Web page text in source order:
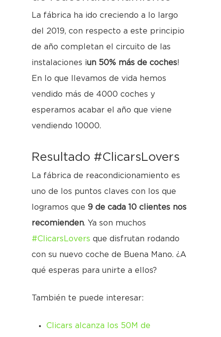
La fábrica ha ido creciendo a lo largo
del 2019, con respecto a este principio
de año completan el circuito de las
instalaciones ¡un 50% más de coches!
En lo que llevamos de vida hemos
vendido más de 4000 coches y
esperamos acabar el año que viene
vendiendo 10000.
Resultado #ClicarsLovers
La fábrica de reacondicionamiento es
uno de los puntos claves con los que
logramos que 9 de cada 10 clientes nos
recomienden. Ya son muchos
#ClicarsLovers que disfrutan rodando
con su nuevo coche de Buena Mano. ¿A
qué esperas para unirte a ellos?
También te puede interesar:
Clicars alcanza los 50M de